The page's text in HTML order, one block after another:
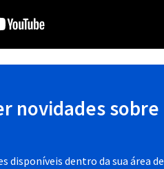
novidades sobre
disponíveis dentro da sua área de